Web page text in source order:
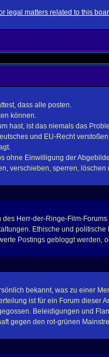
legal matters related to this
dass alle posten.
können.
hast, ist das niemals das
und EU-Recht
ohne Einwilligung der
verschieben, sperren,
Herr-der-Ringe-Film-
Ethische und
Postings gebloggt werden,
bekannt, was zu einer
ist für ein Forum dieser
Beleidigungen und
gegen den rot-grünen